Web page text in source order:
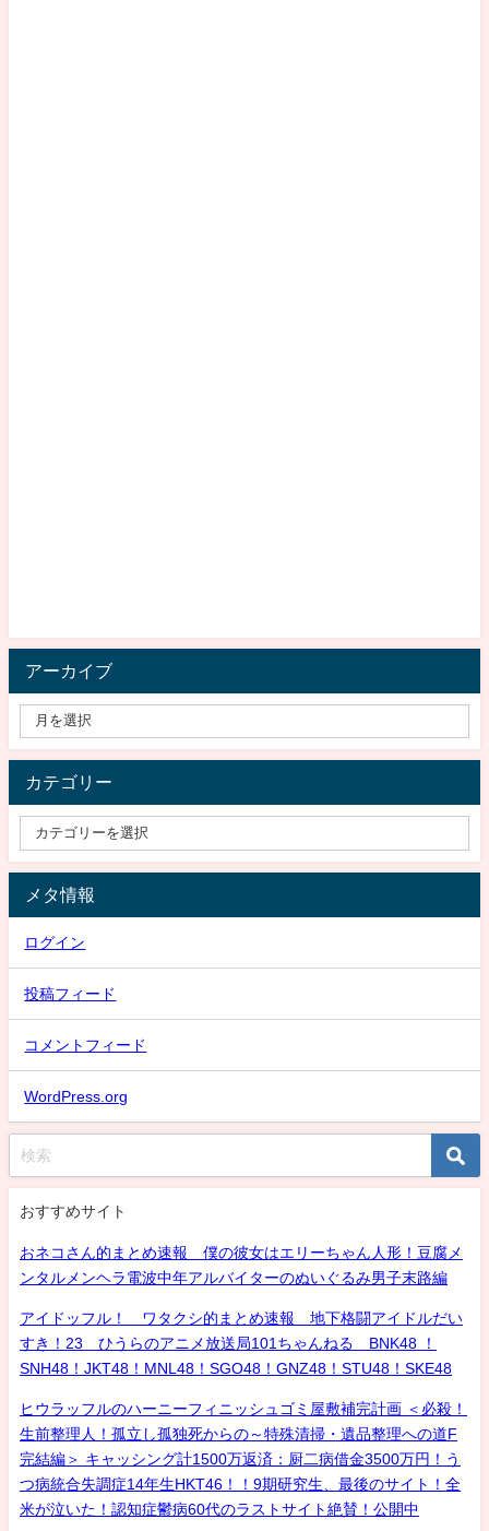
アーカイブ
カテゴリー
メタ情報
ログイン
投稿フィード
コメントフィード
WordPress.org
おすすめサイト
おネコさん的まとめ速報 僕の彼女はエリーちゃん人形！豆腐メ
ンタルメンヘラ電波中年アルバイターのぬいぐるみ男子末路編
アイドッフル！ ワタクシ的まとめ速報 地下格闘アイドルだい
すき！23 ひうらのアニメ放送局101ちゃんねる BNK48 ！
SNH48！JKT48！MNL48！SGO48！GNZ48！STU48！SKE48
ヒウラッフルのハーニーフィニッシュゴミ屋敷補完計画 ＜必殺！
生前整理人！孤立し孤独死からの～特殊清掃・遺品整理への道F
完結編＞ キャッシング計1500万返済：厨二病借金3500万円！う
つ病統合失調症14年生HKT46！！9期研究生、最後のサイト！全
米が泣いた！認知症鬱病60代のラストサイト絶賛！公開中